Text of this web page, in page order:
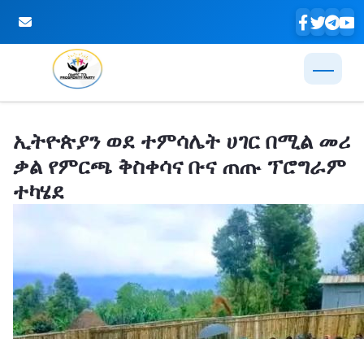
ኢትዮጵያን ወደ ተምሳሌት ሀገር በሚል መሪ
ቃል የምርጫ ቅስቀሳና ቡና ጠጡ ፕሮግራም
ተካሄደ